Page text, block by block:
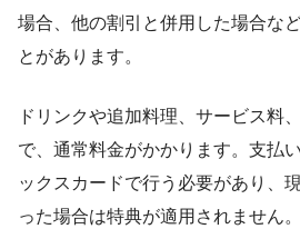
場合、他の割引と併用した場合な
とがあります。
ドリンクや追加料理、サービス料
で、通常料金がかかります。支払
ックスカードで行う必要があり、
った場合は特典が適用されません